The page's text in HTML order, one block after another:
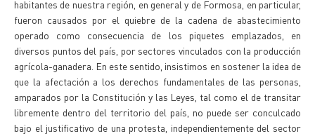
habitantes de nuestra región, en general y de Formosa, en particular,
fueron causados por el quiebre de la cadena de abastecimiento
operado como consecuencia de los piquetes emplazados, en
diversos puntos del país, por sectores vinculados con la producción
agrícola-ganadera. En este sentido, insistimos en sostener la idea de
que la afectación a los derechos fundamentales de las personas,
amparados por la Constitución y las Leyes, tal como el de transitar
libremente dentro del territorio del país, no puede ser conculcado
bajo el justificativo de una protesta, independientemente del sector